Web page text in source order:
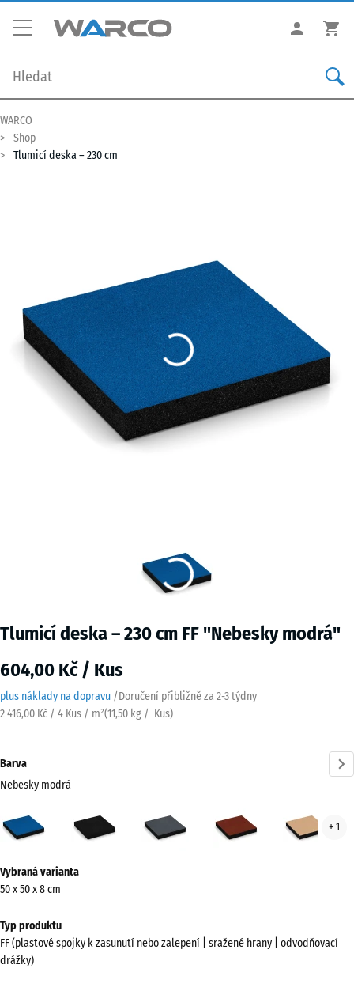
WARCO
Shop
Tlumicí deska – 230 cm
Tlumicí deska – 230 cm FF "Nebesky modrá"
604,00 Kč / Kus
plus náklady na dopravu /Doručení přibližně za 2-3 týdny
2 416,00 Kč / 4 Kus / m²(11,50 kg / Kus)
Barva
Nebesky modrá
modrá
Břidlicová
červená
+ 1
informací
o
Zobrazit
paletu
Vybraná varianta
50 x 50 x 8 cm
Typ produktu
FF (plastové spojky k zasunutí nebo zalepení | sražené hrany | odvodňovací
drážky)